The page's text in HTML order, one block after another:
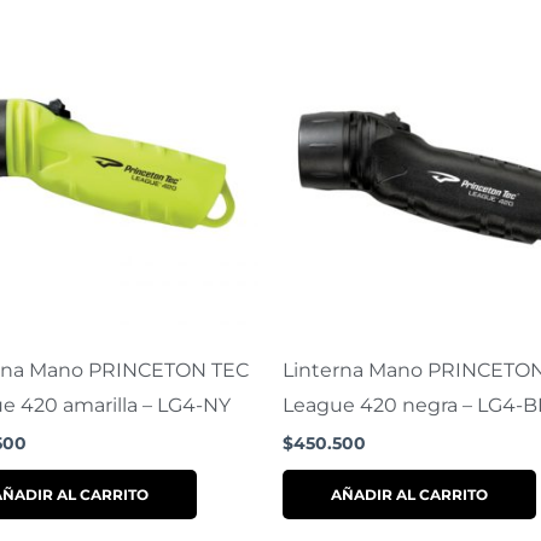
Mano PRINCETON TEC
420 amarilla – LG4-NY
AL CARRITO
Linterna Mano
League 420 negra – LG4-
$450.500
AÑADIR AL CARRITO